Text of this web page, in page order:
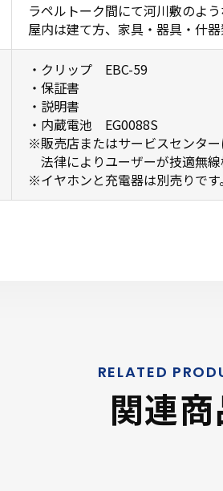
ラペルトーク間にて河川敷のよ
屋内は建て方、家具・器具・什
・クリップ EBC-59
・保証書
・説明書
・内蔵電池 EG0088S
※販売店またはサービスセンター
法律によりユーザーが技適無線
※イヤホンと充電器は別売りです
関連商